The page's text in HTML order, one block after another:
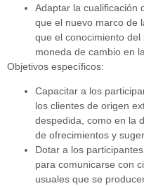
Adaptar la cualificación
que el nuevo marco de
que el conocimiento
moneda de cambio en
Objetivos específicos:
Capacitar a los
los clientes de origen
despedida, como en la
de ofrecimientos y
Dotar a los
para comunicarse con
usuales que se